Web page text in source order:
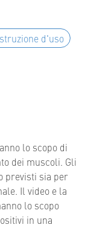
d'uso
lo scopo di
dei muscoli. Gli
previsti sia per
Il video e la
lo scopo
in una